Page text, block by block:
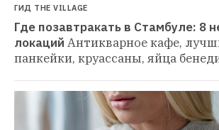
ГИД THE VILLAGE
Где позавтракать в Стамбуле: 8
локаций Антикварное кафе,
панкейки, круассаны, яйца